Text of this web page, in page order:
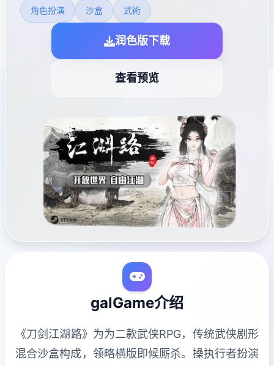
角色扮演 沙盒 武術
润色版下载
查看预览
galGame介绍
《刀剑江湖路》为为二款武侠RPG，传统武侠剧形
混合沙盒构成，领略横版即候厮杀。操执行者扮演